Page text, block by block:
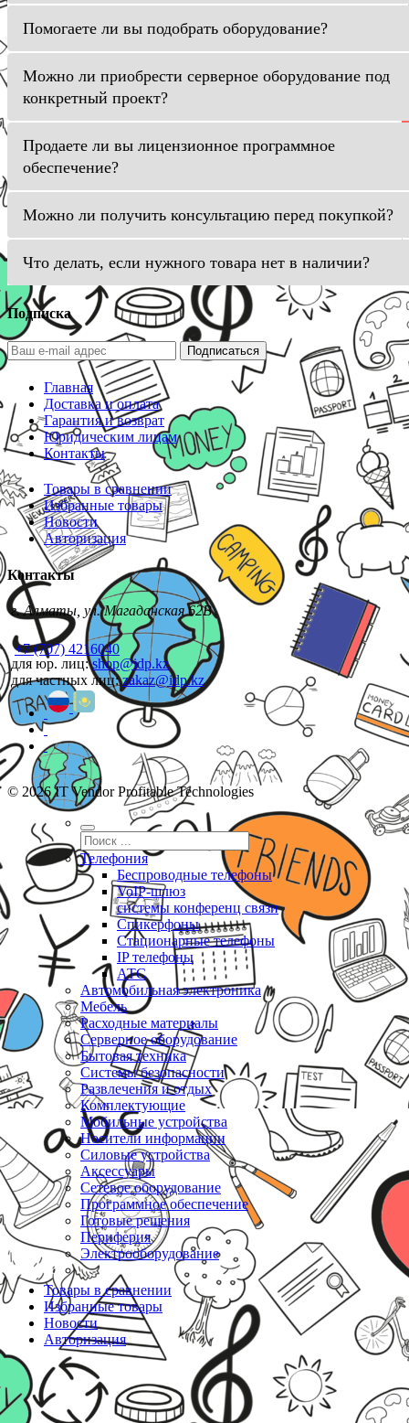
Помогаете ли вы подобрать оборудование?
Можно ли приобрести серверное оборудование под
конкретный проект?
Продаете ли вы лицензионное программное
обеспечение?
Можно ли получить консультацию перед покупкой?
Что делать, если нужного товара нет в наличии?
Подписка
Подписаться
Главная
Доставка и оплата
Гарантия и возврат
Юридическим лицам
Контакты
Товары в сравнении
Избранные товары
Новости
Авторизация
Контакты
г. Алматы, ул. Магаданская 62В
+7 (707) 4216040
для юр. лиц:shop@idp.kz
для частных лиц:zakaz@idp.kz
© 2026 IT Vendor Profitable Technologies
Телефония
Беспроводные телефоны
VoIP-шлюз
системы конференц связи
Спикерфоны
Стационарные телефоны
IP телефоны
АТС
Автомобильная электроника
Мебель
Расходные материалы
Серверное оборудование
Бытовая техника
Системы безопасности
Развлечения и отдых
Комплектующие
Мобильные устройства
Носители информации
Силовые устройства
Аксессуары
Сетевое оборудование
Программное обеспечение
Готовые решения
Периферия
Электрооборудование
Товары в сравнении
Избранные товары
Новости
Авторизация